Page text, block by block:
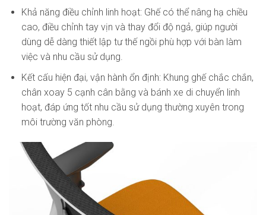
Khả năng điều chỉnh linh hoạt: Ghế có thể nâng hạ chiều
cao, điều chỉnh tay vịn và thay đổi độ ngả, giúp người
dùng dễ dàng thiết lập tư thế ngồi phù hợp với bàn làm
việc và nhu cầu sử dụng.
Kết cấu hiện đại, vận hành ổn định: Khung ghế chắc chắn,
chân xoay 5 cạnh cân bằng và bánh xe di chuyển linh
hoạt, đáp ứng tốt nhu cầu sử dụng thường xuyên trong
môi trường văn phòng.